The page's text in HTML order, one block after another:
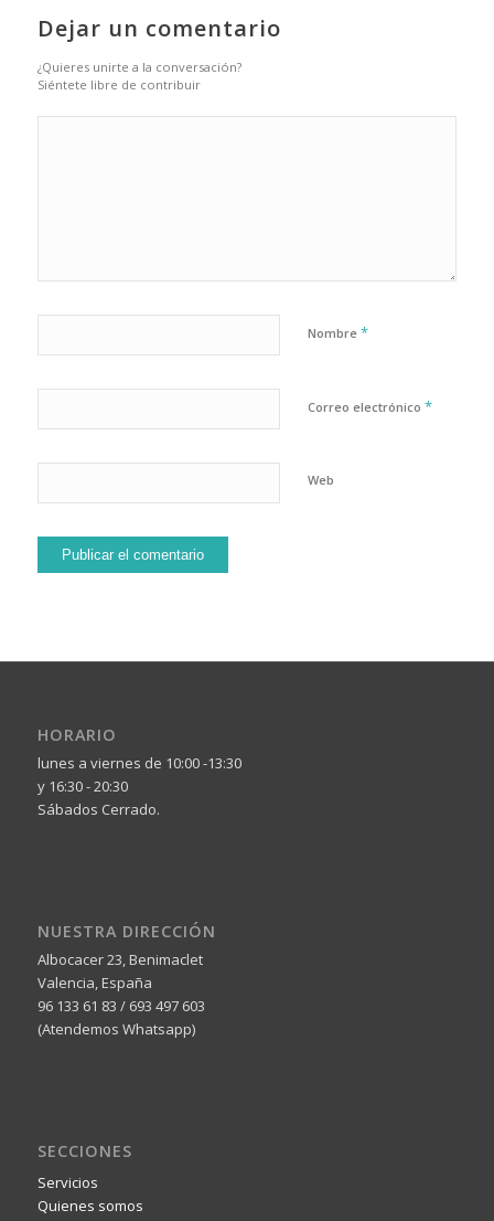
Dejar un comentario
¿Quieres unirte a la conversación?
Siéntete libre de contribuir
Nombre *
Correo electrónico *
Web
HORARIO
lunes a viernes de 10:00 -13:30
y 16:30 - 20:30
Sábados Cerrado.
NUESTRA DIRECCIÓN
Albocacer 23, Benimaclet
Valencia, España
96 133 61 83 / 693 497 603
(Atendemos Whatsapp)
SECCIONES
Servicios
Quienes somos